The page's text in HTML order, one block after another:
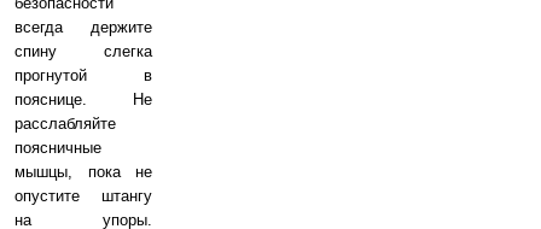
всегда держите
спину слегка
прогнутой в
пояснице. Не
расслабляйте
поясничные
мышцы, пока не
опустите штангу
на упоры.